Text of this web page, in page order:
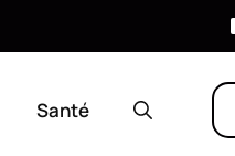
Santé